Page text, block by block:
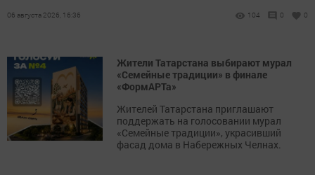
06 августа 2026, 16:36 104 0 0
Жители Татарстана выбирают мурал
«Семейные традиции» в финале
«ФормАРТа»
Жителей Татарстана приглашают
поддержать на голосовании мурал
«Семейные традиции», украсивший
фасад дома в Набережных Челнах.